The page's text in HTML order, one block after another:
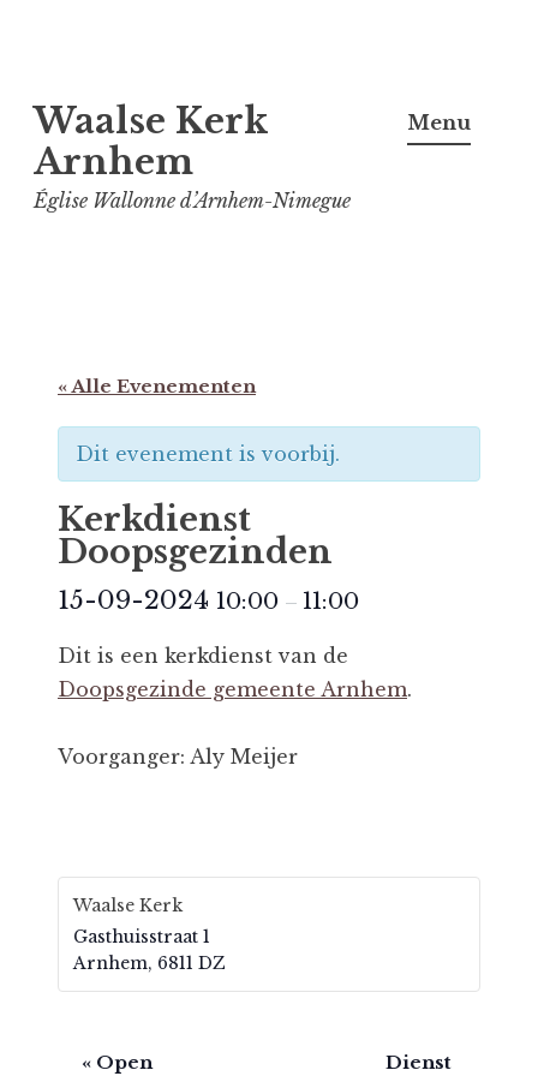
naar
inhoud
Waalse Kerk
Arnhem
Église Wallonne d’Arnhem-Nimegue
Menu
« Alle Evenementen
Dit evenement is voorbij.
Kerkdienst
Doopsgezinden
15-09-2024 10:00 – 11:00
Dit is een kerkdienst van de
Doopsgezinde gemeente Arnhem.
Voorganger: Aly Meijer
Waalse Kerk
Gasthuisstraat 1
Arnhem, 6811 DZ
« Open
Dienst ​